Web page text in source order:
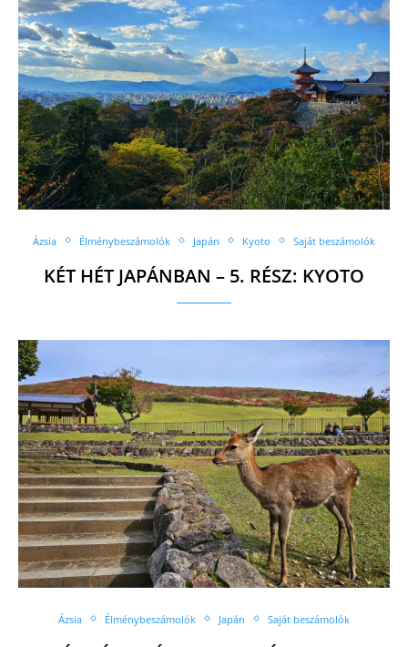
Ázsia Élménybeszámolók Japán Kyoto Saját beszámolók
KÉT HÉT JAPÁNBAN – 5. RÉSZ: KYOTO
Ázsia Élménybeszámolók Japán Saját beszámolók